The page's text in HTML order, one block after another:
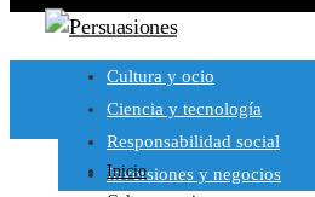
Cultura y ocio
Ciencia y tecnología
Responsabilidad social
Inversiones y negocios
Inicio